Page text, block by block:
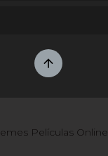
Películas Online